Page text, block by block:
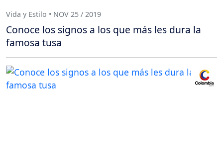
Vida y Estilo • NOV 25 / 2019
Conoce los signos a los que más les dura la
famosa tusa